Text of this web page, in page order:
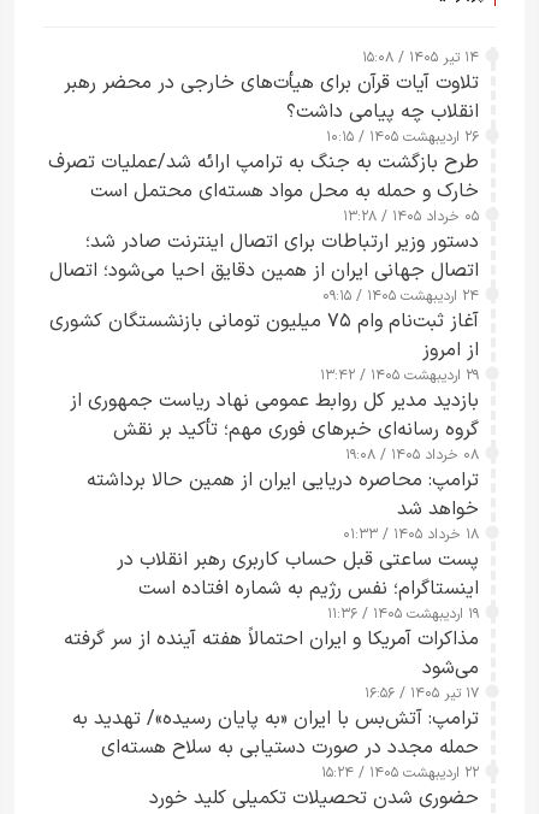
۱۴ تیر ۱۴۰۵ / ۱۵:۰۸
تلاوت آیات قرآن برای هیأت‌های خارجی در محضر رهبر
انقلاب چه پیامی داشت؟
۲۶ اردیبهشت ۱۴۰۵ / ۱۰:۱۵
طرح‌ بازگشت به جنگ به ترامپ ارائه شد/عملیات تصرف
خارک و حمله به محل مواد هسته‌ای محتمل است
۰۵ خرداد ۱۴۰۵ / ۱۳:۲۸
دستور وزیر ارتباطات برای اتصال اینترنت صادر شد؛
اتصال جهانی ایران از همین دقایق احیا می‌شود؛ اتصال
کامل مردم تا ۲۴ ساعت آینده
۲۴ اردیبهشت ۱۴۰۵ / ۰۹:۱۵
آغاز ثبت‌نام وام ۷۵ میلیون تومانی بازنشستگان کشوری
از امروز
۲۹ اردیبهشت ۱۴۰۵ / ۱۳:۴۲
بازدید مدیر کل روابط عمومی نهاد ریاست جمهوری از
گروه رسانه‌ای خبرهای فوری مهم؛ تأکید بر نقش
رسانه‌های هوشمند و مسئول در ارتقای آگاهی عمومی
۰۸ خرداد ۱۴۰۵ / ۱۹:۰۸
ترامپ: محاصره دریایی ایران از همین حالا برداشته
خواهد شد
۱۸ خرداد ۱۴۰۵ / ۰۱:۳۳
پست ساعتی قبل حساب کاربری رهبر انقلاب در
اینستاگرام؛ نفس رژیم به شماره افتاده است​
۱۹ اردیبهشت ۱۴۰۵ / ۱۱:۳۶
مذاکرات آمریکا و ایران احتمالاً هفته آینده از سر گرفته
می‌شود
۱۷ تیر ۱۴۰۵ / ۱۶:۵۶
ترامپ: آتش‌بس با ایران «به پایان رسیده»/ تهدید به
حمله مجدد در صورت دستیابی به سلاح هسته‌ای
۲۲ اردیبهشت ۱۴۰۵ / ۱۵:۲۴
حضوری شدن تحصیلات تکمیلی کلید خورد